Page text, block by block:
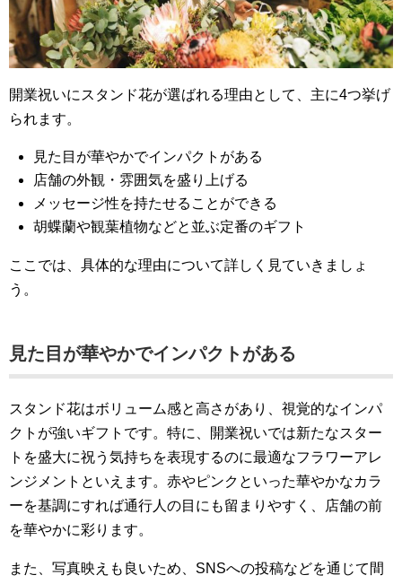
開業祝いにスタンド花が選ばれる理由として、主に4つ挙げ
られます。
見た目が華やかでインパクトがある
店舗の外観・雰囲気を盛り上げる
メッセージ性を持たせることができる
胡蝶蘭や観葉植物などと並ぶ定番のギフト
ここでは、具体的な理由について詳しく見ていきましょ
う。
見た目が華やかでインパクトがある
スタンド花はボリューム感と高さがあり、視覚的なインパ
クトが強いギフトです。特に、開業祝いでは新たなスター
トを盛大に祝う気持ちを表現するのに最適なフラワーアレ
ンジメントといえます。赤やピンクといった華やかなカラ
ーを基調にすれば通行人の目にも留まりやすく、店舗の前
を華やかに彩ります。
また、写真映えも良いため、SNSへの投稿などを通じて間